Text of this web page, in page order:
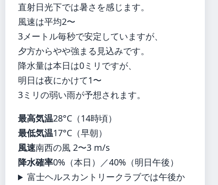
直射日光下では暑さを感じます。
風速は平均2〜
3メートル毎秒で安定していますが、
夕方からやや強まる見込みです。
降水量は本日は0ミリですが、
明日は夜にかけて1〜
3ミリの弱い雨が予想されます。
最高気温28°C（14時頃）
最低気温17°C（早朝）
風速南西の風 2〜3 m/s
降水確率0%（本日）／40%（明日午後）
富士ヘルスカントリークラブでは午後か